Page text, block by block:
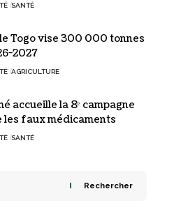
SANTÉ
Togo vise 300 000 tonnes
2027
AGRICULTURE
accueille la 8ᵉ campagne
les faux médicaments
SANTÉ
Rechercher